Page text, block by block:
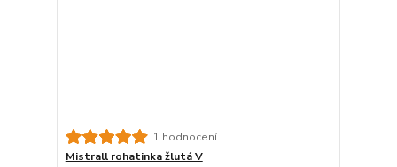
1 hodnocení
Mistrall rohatinka žlutá V